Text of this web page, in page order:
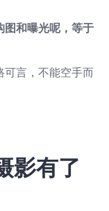
图和曝光呢，等于
可言，不能空手而
影有了